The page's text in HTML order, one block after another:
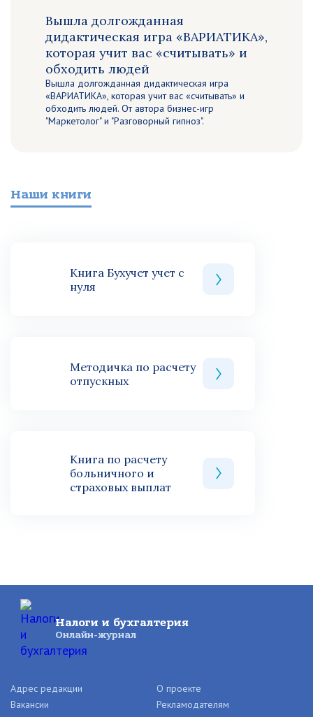
Вышла долгожданная
дидактическая игра «ВАРИАТИКА»,
которая учит вас «считывать» и
обходить людей
Вышла долгожданная дидактическая игра
«ВАРИАТИКА», которая учит вас «считывать» и
обходить людей. От автора бизнес-игр
"Маркетолог" и "Разговорный гипноз".
Наши книги
Книга Бухучет учет с
нуля
Методичка по расчету
отпускных
Книга по расчету
больничного и
страховых выплат
Налоги и бухгалтерия
Онлайн-журнал
Адрес редакции
О проекте
Вакансии
Рекламодателям